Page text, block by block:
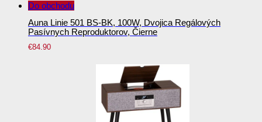
Do obchodu
Auna Linie 501 BS-BK, 100W, Dvojica Regálových
Pasívnych Reproduktorov, Čierne
€84.90